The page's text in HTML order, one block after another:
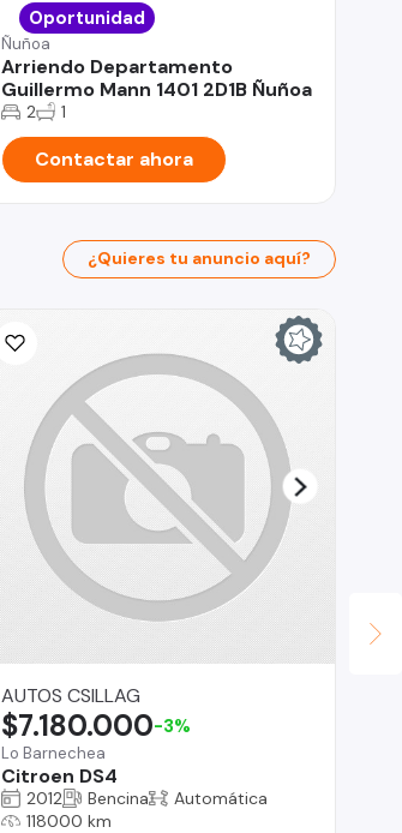
Ñuñoa
Arriendo Departamento
Guillermo Mann 1401 2D1B Ñuñoa
Oportunidad
2 1
Contactar ahora
¿Quieres tu anuncio aquí?
AUTOS CSILLAG
Lo Barnechea
Citroen DS4
$7.180.000-3%
2012 Bencina
Automática
118000 km